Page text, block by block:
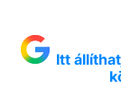
Itt